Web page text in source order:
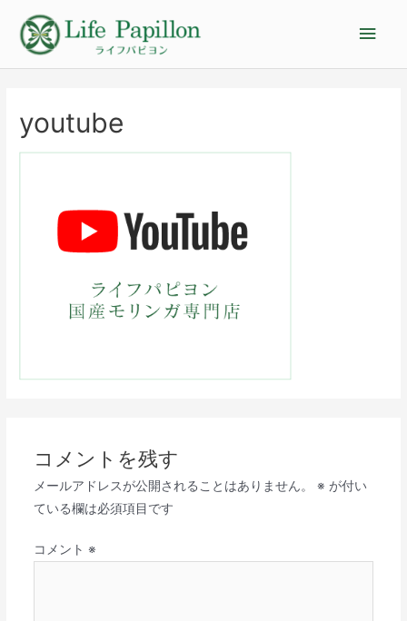
youtube
コメントを残す
メールアドレスが公開されることはありません。 ※ が付い
ている欄は必須項目です
コメント ※